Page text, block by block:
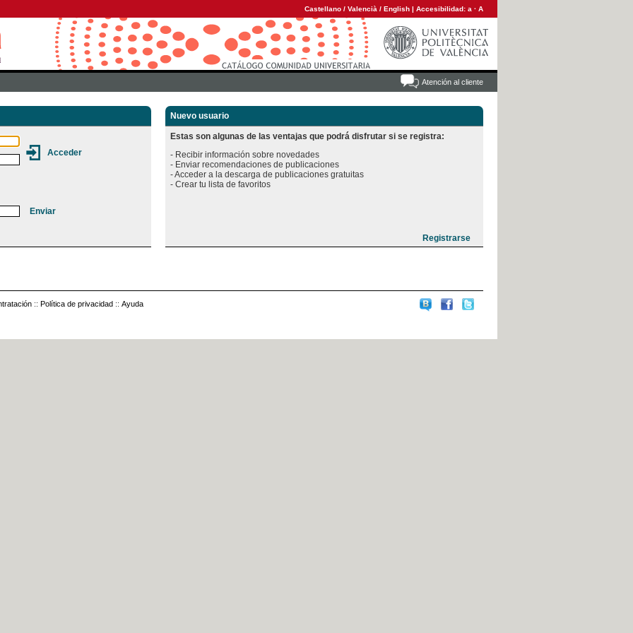
Castellano / Valencià / English | Accesibilidad: a · A
Atención al cliente
Nuevo usuario
Estas son algunas de las ventajas que podrá disfrutar si se registra:
- Recibir información sobre novedades
- Enviar recomendaciones de publicaciones
- Acceder a la descarga de publicaciones gratuitas
:: Política de privacidad :: Ayuda